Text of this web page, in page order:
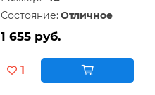
Состояние: Отличное
1 655 руб.
1